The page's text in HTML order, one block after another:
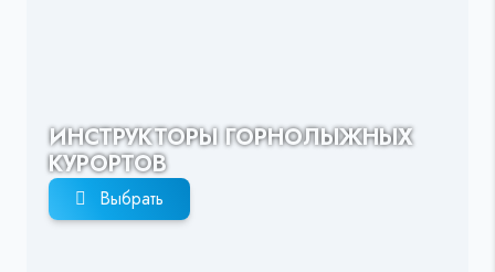
ИНСТРУКТОРЫ ГОРНОЛЫЖНЫХ
КУРОРТОВ
Выбрать